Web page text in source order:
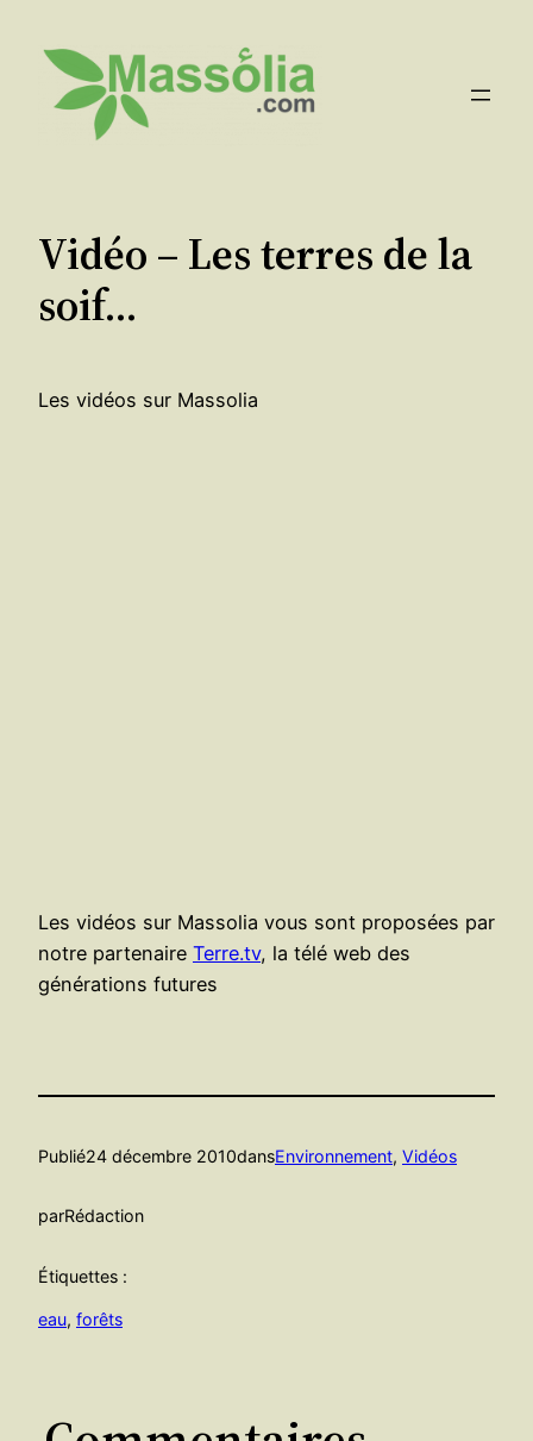
contenu
Vidéo – Les terres de la
soif…
Les vidéos sur Massolia
Les vidéos sur Massolia vous sont proposées par
notre partenaire Terre.tv, la télé web des
générations futures
Publié24 décembre 2010dansEnvironnement, Vidéos
parRédaction
Étiquettes :
eau, forêts